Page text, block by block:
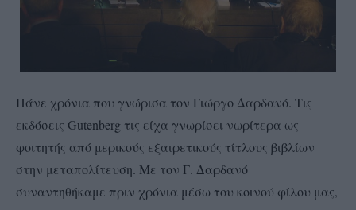
Πάνε χρόνια που γνώρισα τον Γιώργο Δαρδανό. Τις
εκδόσεις Gutenberg τις είχα γνωρίσει νωρίτερα ως
φοιτητής από μερικούς εξαιρετικούς τίτλους βιβλίων
στην μεταπολίτευση. Με τον Γ. Δαρδανό
συναντηθήκαμε πριν χρόνια μέσω του κοινού φίλου μας,